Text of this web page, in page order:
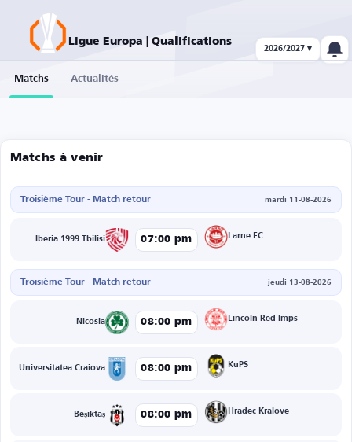
Ligue Europa | Qualifications
2026/2027 ▾
Matchs Actualités
Matchs à venir
Troisième Tour - Match retour mardi 11-08-2026
Iberia 1999 Tbilisi 07:00 pm Larne FC
Troisième Tour - Match retour jeudi 13-08-2026
Nicosia 08:00 pm Lincoln Red Imps
Universitatea Craiova 08:00 pm KuPS
Beşiktaş 08:00 pm Hradec Kralove